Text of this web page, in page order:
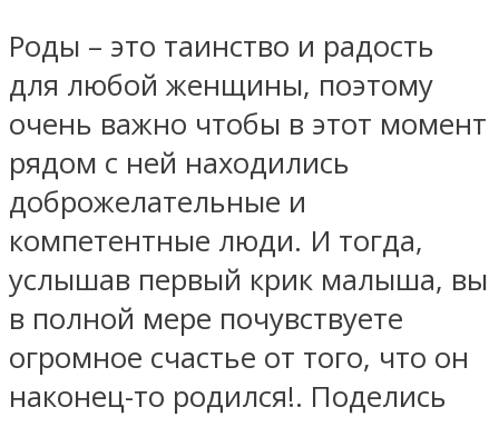
Роды – это таинство и радость
для любой женщины, поэтому
очень важно чтобы в этот момент
рядом с ней находились
доброжелательные и
компетентные люди. И тогда,
услышав первый крик малыша, вы
в полной мере почувствуете
огромное счастье от того, что он
наконец-то родился!. Поделись